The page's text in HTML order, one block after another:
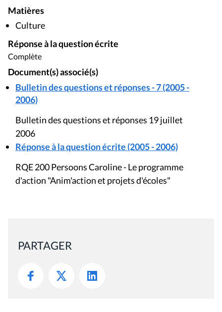
Matières
Culture
Réponse à la question écrite
Complète
Document(s) associé(s)
Bulletin des questions et réponses - 7 (2005 -
2006)
Bulletin des questions et réponses 19 juillet
2006
Réponse à la question écrite (2005 - 2006)
RQE 200 Persoons Caroline - Le programme
d'action "Anim'action et projets d'écoles"
PARTAGER